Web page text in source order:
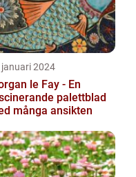
januari 2024
le Fay - En
palettblad
många ansikten